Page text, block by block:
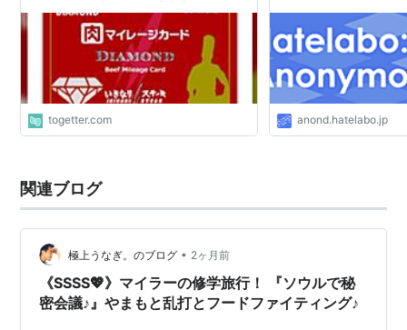
空気だ」 - Togetter
togetter.com anond.hatelabo.jp
関連ブログ
極上うなぎ。のブログ • 2ヶ月前
《SSSS💖》マイラーの修学旅行！ 『ソウルで秘
密会議♪』やまもと乱打とフードファイティング♪